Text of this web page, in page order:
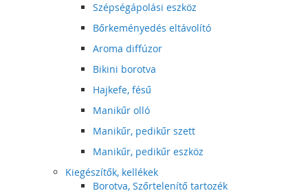
Szépségápolási eszköz
Bőrkeményedés eltávolító
Aroma diffúzor
Bikini borotva
Hajkefe, fésű
Manikűr olló
Manikűr, pedikűr szett
Manikűr, pedikűr eszköz
Kiegészítők, kellékek
Borotva, Szőrtelenítő tartozék